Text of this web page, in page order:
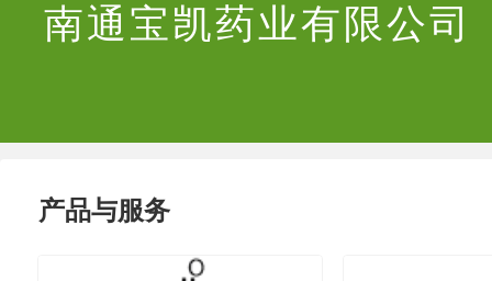
南通宝凯药业有限公司
产品与服务